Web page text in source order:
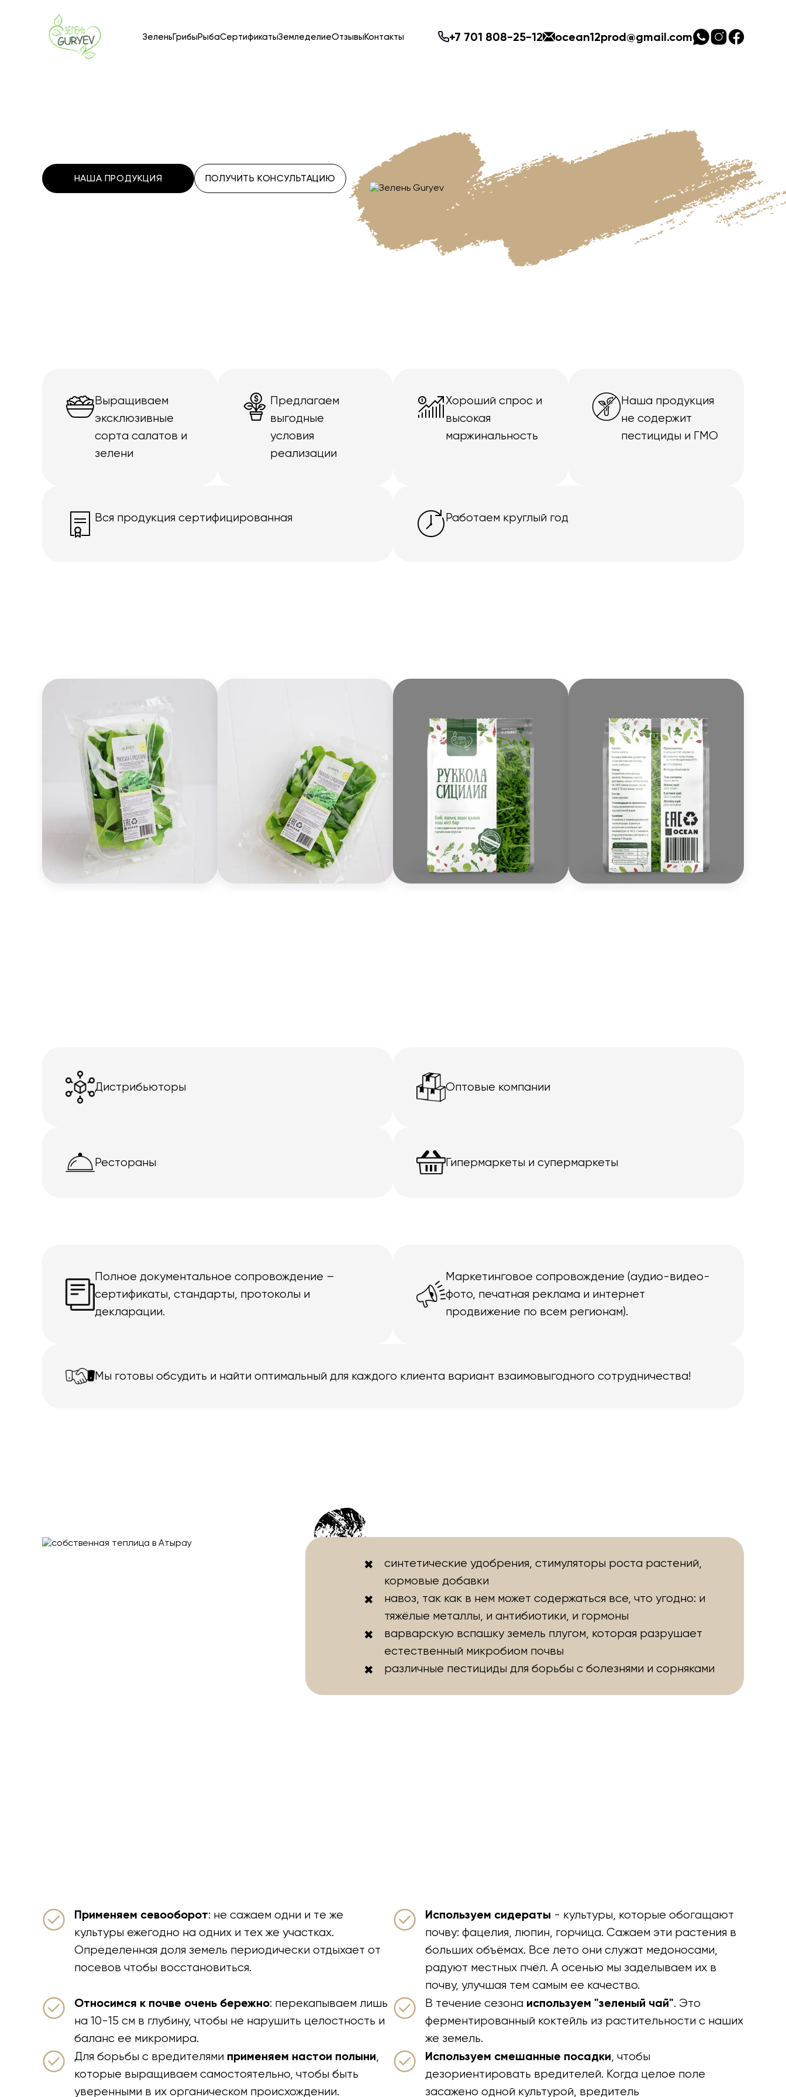
ЗеленьГрибыРыбаСертификатыЗемледелиеОтзывыКонтакты +7 701 808-25-12 ocean12prod@gmail.com
НАША ПРОДУКЦИЯ ПОЛУЧИТЬ КОНСУЛЬТАЦИЮ
Выращиваем
эксклюзивные
сорта салатов и
зелени
Предлагаем
выгодные
условия
реализации
Хороший спрос и
высокая
маржинальность
Наша продукция
не содержит
пестициды и ГМО
Вся продукция сертифицированная Работаем круглый год
Дистрибьюторы Оптовые компании
Рестораны Гипермаркеты и супермаркеты
Полное документальное сопровождение –
сертификаты, стандарты, протоколы и
декларации.
Маркетинговое сопровождение (аудио-видео-
фото, печатная реклама и интернет
продвижение по всем регионам).
Мы готовы обсудить и найти оптимальный для каждого клиента вариант взаимовыгодного сотрудничества!
синтетические удобрения, стимуляторы роста растений,
кормовые добавки
навоз, так как в нем может содержаться все, что угодно: и
тяжёлые металлы, и антибиотики, и гормоны
варварскую вспашку земель плугом, которая разрушает
естественный микробиом почвы
различные пестициды для борьбы с болезнями и сорняками
Применяем севооборот: не сажаем одни и те же
культуры ежегодно на одних и тех же участках.
Определенная доля земель периодически отдыхает от
посевов чтобы восстановиться.
Используем сидераты - культуры, которые обогащают
почву: фацелия, люпин, горчица. Сажаем эти растения в
больших объёмах. Все лето они служат медоносами,
радуют местных пчёл. А осенью мы заделываем их в
почву, улучшая тем самым ее качество.
Относимся к почве очень бережно: перекапываем лишь
на 10-15 см в глубину, чтобы не нарушить целостность и
баланс ее микромира.
В течение сезона используем "зеленый чай". Это
ферментированный коктейль из растительности с наших
же земель.
Для борьбы с вредителями применяем настои полыни,
которые выращиваем самостоятельно, чтобы быть
уверенными в их органическом происхождении.
Используем смешанные посадки, чтобы
дезориентировать вредителей. Когда целое поле
засажено одной культурой, вредитель